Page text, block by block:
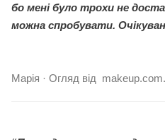
бо мені було трохи не
можна спробувати.
Марія · Огляд від